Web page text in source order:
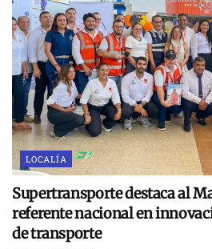
LOCALÍA
Supertransporte destaca al
referente nacional en
de transporte